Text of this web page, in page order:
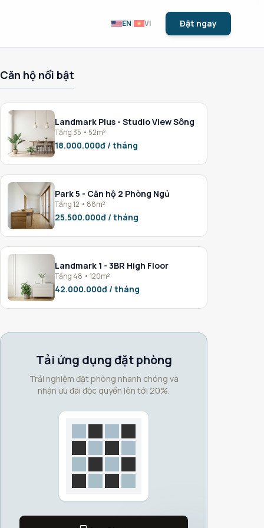
EN| VI Đặt ngay
Căn hộ nổi bật
Landmark Plus - Studio View Sông
Tầng 35 • 52m²
18.000.000đ / tháng
Park 5 - Căn hộ 2 Phòng Ngủ
Tầng 12 • 88m²
25.500.000đ / tháng
Landmark 1 - 3BR High Floor
Tầng 48 • 120m²
42.000.000đ / tháng
Tải ứng dụng đặt phòng
Trải nghiệm đặt phòng nhanh chóng và
nhận ưu đãi độc quyền lên tới 20%.